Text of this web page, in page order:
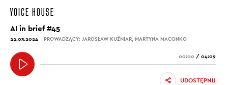
AI in brief #45
22.03.2024 PROWADZĄCY: JAROSŁAW KUŹNIAR, MARTYNA MACONKO
00:00 / 04:09
UDOSTĘPNIJ